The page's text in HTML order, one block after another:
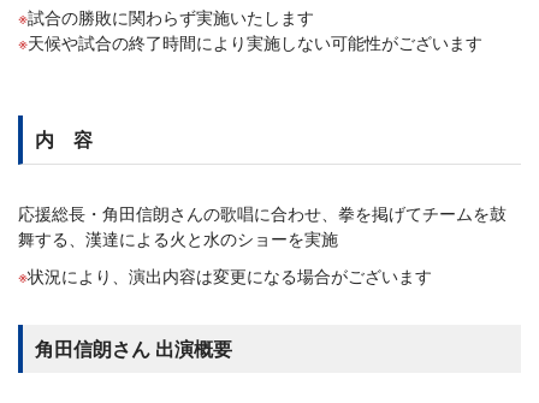
試合の勝敗に関わらず実施いたします
天候や試合の終了時間により実施しない可能性がございます
内 容
応援総長・角田信朗さんの歌唱に合わせ、拳を掲げてチームを鼓
舞する、漢達による火と水のショーを実施
状況により、演出内容は変更になる場合がございます
角田信朗さん 出演概要